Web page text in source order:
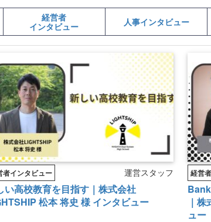
経営者
インタビュー
人事インタビュー
者インタビュー 運営スタッフ
い高校教育を目指す｜株式会社
松本 将史 様 インタビュー
経営
｜
ュー